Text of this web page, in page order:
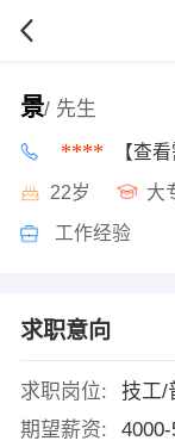
景/ 先生
**** 【查
22岁 大
工作经验
求职意向
求职岗位:
技工/
期望薪资: